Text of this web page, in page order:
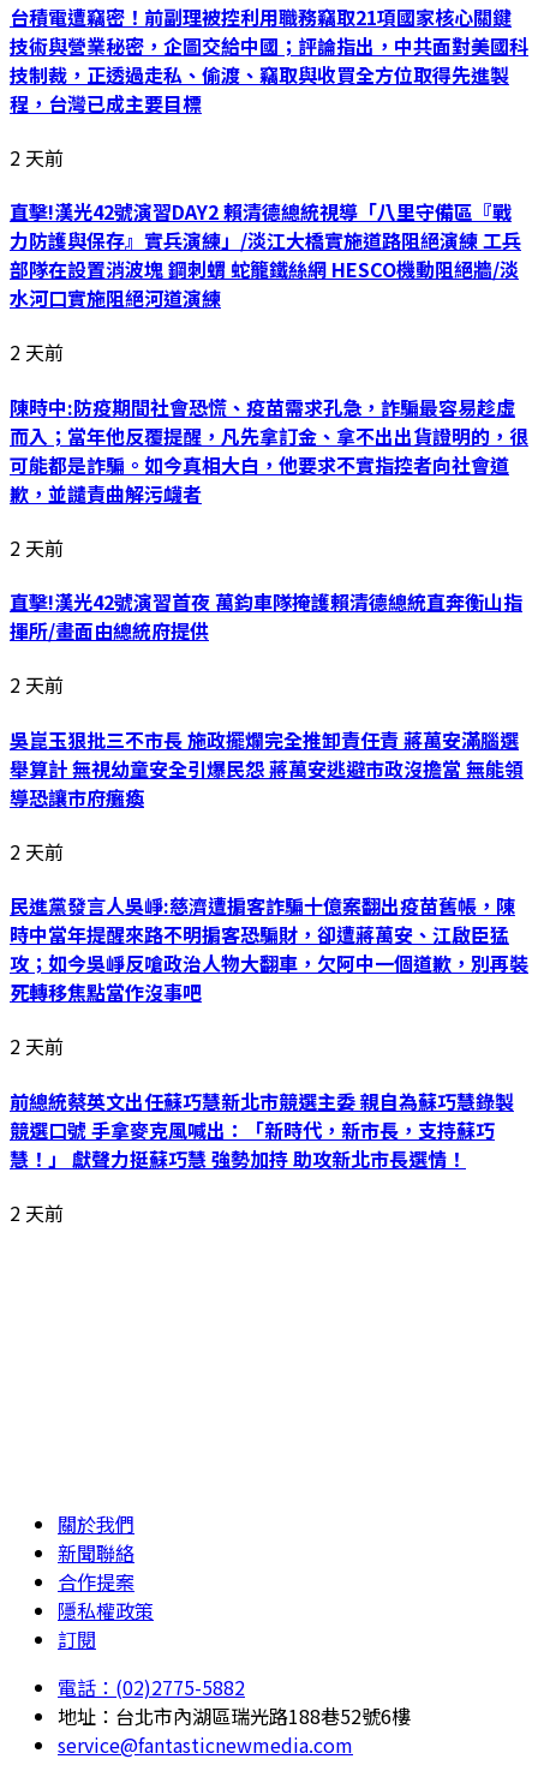
台積電遭竊密！前副理被控利用職務竊取21項國家核心關鍵
技術與營業秘密，企圖交給中國；評論指出，中共面對美國科
技制裁，正透過走私、偷渡、竊取與收買全方位取得先進製
程，台灣已成主要目標
2 天前
直擊!漢光42號演習DAY2 賴清德總統視導「八里守備區『戰
力防護與保存』實兵演練」/淡江大橋實施道路阻絕演練 工兵
部隊在設置消波塊 鋼刺蝟 蛇籠鐵絲網 HESCO機動阻絕牆/淡
水河口實施阻絕河道演練
2 天前
陳時中:防疫期間社會恐慌、疫苗需求孔急，詐騙最容易趁虛
而入；當年他反覆提醒，凡先拿訂金、拿不出出貨證明的，很
可能都是詐騙。如今真相大白，他要求不實指控者向社會道
歉，並譴責曲解污衊者
2 天前
直擊!漢光42號演習首夜 萬鈞車隊掩護賴清德總統直奔衡山指
揮所/畫面由總統府提供
2 天前
吳崑玉狠批三不市長 施政擺爛完全推卸責任責 蔣萬安滿腦選
舉算計 無視幼童安全引爆民怨 蔣萬安逃避市政沒擔當 無能領
導恐讓市府癱瘓
2 天前
民進黨發言人吳崢:慈濟遭掮客詐騙十億案翻出疫苗舊帳，陳
時中當年提醒來路不明掮客恐騙財，卻遭蔣萬安、江啟臣猛
攻；如今吳崢反嗆政治人物大翻車，欠阿中一個道歉，別再裝
死轉移焦點當作沒事吧
2 天前
前總統蔡英文出任蘇巧慧新北市競選主委 親自為蘇巧慧錄製
競選口號 手拿麥克風喊出：「新時代，新市長，支持蘇巧
慧！」 獻聲力挺蘇巧慧 強勢加持 助攻新北市長選情！
2 天前
關於我們
新聞聯絡
合作提案
隱私權政策
訂閱
電話：(02)2775-5882
地址：台北市內湖區瑞光路188巷52號6樓
service@fantasticnewmedia.com